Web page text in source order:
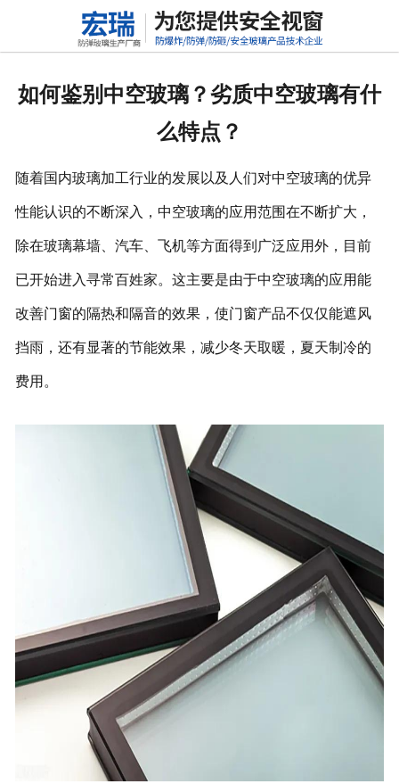
网站首页
行业标准
联系我们
如何鉴别中空玻璃？劣质中空玻璃有什
么特点？
随着国内玻璃加工行业的发展以及人们对中空玻璃的优异
性能认识的不断深入，中空玻璃的应用范围在不断扩大，
除在玻璃幕墙、汽车、飞机等方面得到广泛应用外，目前
已开始进入寻常百姓家。这主要是由于中空玻璃的应用能
改善门窗的隔热和隔音的效果，使门窗产品不仅仅能遮风
挡雨，还有显著的节能效果，减少冬天取暖，夏天制冷的
费用。